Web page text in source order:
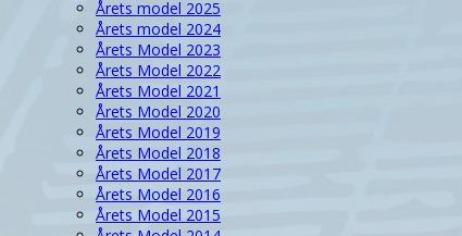
Årets model 2025
Årets model 2024
Årets Model 2023
Årets Model 2022
Årets Model 2021
Årets Model 2020
Årets Model 2019
Årets Model 2018
Årets Model 2017
Årets Model 2016
Årets Model 2015